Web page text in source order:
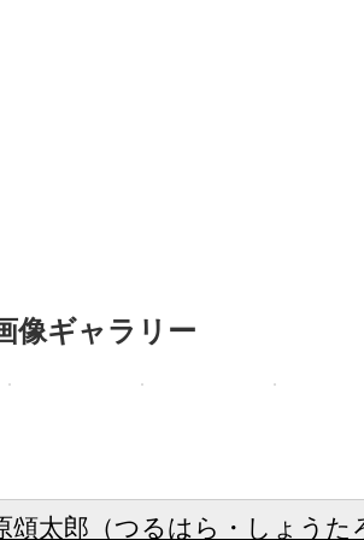
像ギャラリー
頌太郎（つるはら・しょうた